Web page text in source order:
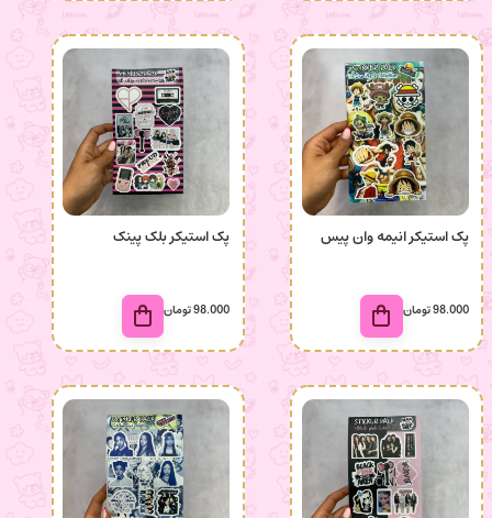
پک استیکر انیمه وان پیس
98.000تومان
پک استیکر بلک پینک
98.000تومان